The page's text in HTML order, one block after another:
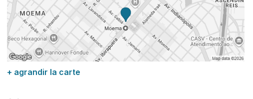
+ agrandir la carte